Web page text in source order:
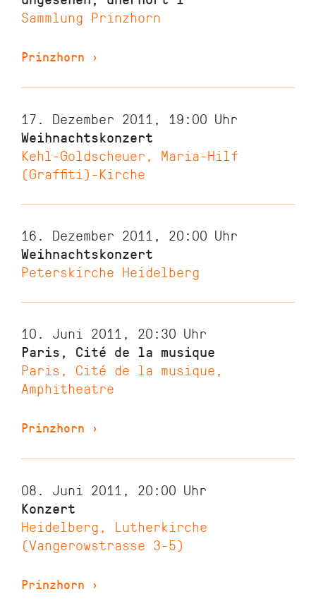
Sammlung Prinzhorn
Prinzhorn ›
17. Dezember 2011, 19:00 Uhr
Weihnachtskonzert
Kehl-Goldscheuer, Maria-Hilf
(Graffiti)-Kirche
16. Dezember 2011, 20:00 Uhr
Weihnachtskonzert
Peterskirche Heidelberg
10. Juni 2011, 20:30 Uhr
Paris, Cité de la musique
Paris, Cité de la musique,
Amphitheatre
Prinzhorn ›
08. Juni 2011, 20:00 Uhr
Konzert
Heidelberg, Lutherkirche
(Vangerowstrasse 3-5)
Prinzhorn ›